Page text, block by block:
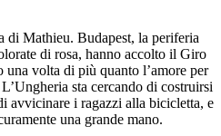
di Mathieu. Budapest, la periferia
di rosa, hanno accolto il Giro
una volta di più quanto l’amore per
sta cercando di costruirsi
avvicinare i ragazzi alla bicicletta, e
una grande mano.